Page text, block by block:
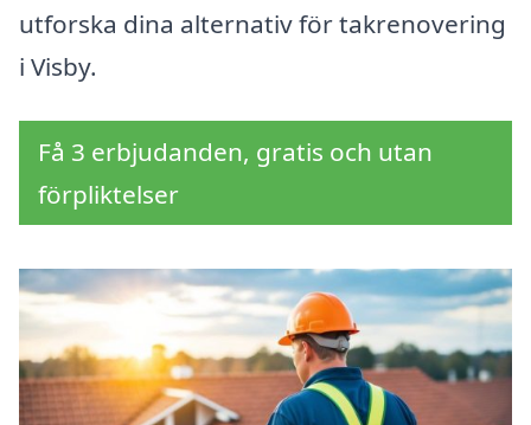
utforska dina alternativ för takrenovering
i Visby.
Få 3 erbjudanden, gratis och utan
förpliktelser